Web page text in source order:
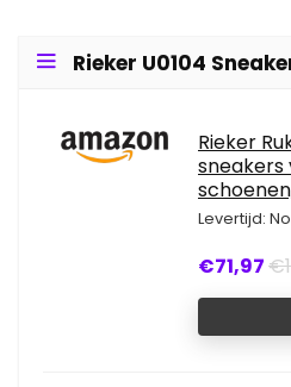
Rieker U0104
Rieker
sneakers
Levertijd:
€71,97